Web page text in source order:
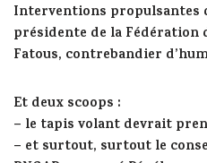
Interventions propulsantes
présidente de la Fédération
Fatous, contrebandier
Et deux scoops :
– le tapis volant devrait
– et surtout, surtout le